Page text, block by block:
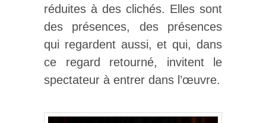
réduites à des clichés. Elles sont
des présences, des présences
qui regardent aussi, et qui, dans
ce regard retourné, invitent le
spectateur à entrer dans l’œuvre.